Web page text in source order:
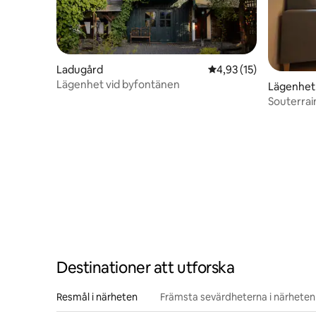
Ladugård 4,93 av 5 i
4,93 (15)
Lägenhet vid byfontänen
Lägenhet
Destinationer att utforska
Resmål i närheten Främsta sevärdheterna i närheten